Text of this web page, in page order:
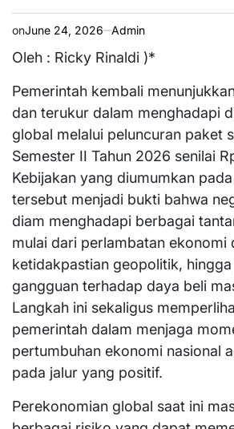
onJune 24, 2026 Admin
Oleh : Ricky Rinaldi )*
Pemerintah kembali
dan terukur dalam menghadapi
global melalui peluncuran paket
Semester II Tahun 2026 senilai
Kebijakan yang diumumkan
tersebut menjadi bukti bahwa
diam menghadapi berbagai
mulai dari perlambatan ekonomi
ketidakpastian geopolitik,
gangguan terhadap daya beli
Langkah ini sekaligus
pemerintah dalam menjaga
pertumbuhan ekonomi nasional
pada jalur yang positif.
Perekonomian global saat ini